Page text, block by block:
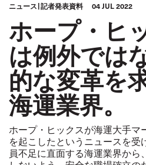
ニュース 記者発表資料 04 JUL 2022
ホープ・ヒ
は例外では
的な変革を
海運業界。
ホープ・ヒックスが海運大手マ
を起こしたというニュースを
員不足に直面する海運業界から